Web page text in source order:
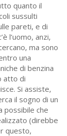
quanto il
sussulti
pareti, e di
l’uomo, anzi,
ma sono
una
di benzina
atto di
Si assiste,
il sogno di un
possibile che
(direbbe
questo,